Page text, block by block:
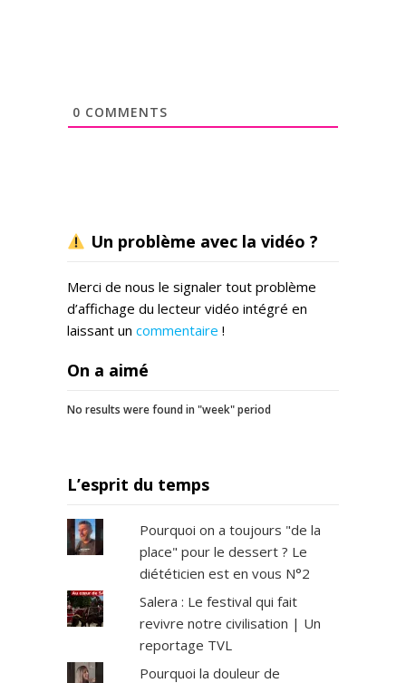
0 COMMENTS
Un problème avec la vidéo ?
Merci de nous le signaler tout problème
d’affichage du lecteur vidéo intégré en
laissant un commentaire !
On a aimé
No results were found in "week" period
L’esprit du temps
Pourquoi on a toujours "de la
place" pour le dessert ? Le
diététicien est en vous N°2
Salera : Le festival qui fait
revivre notre civilisation | Un
reportage TVL
Pourquoi la douleur de